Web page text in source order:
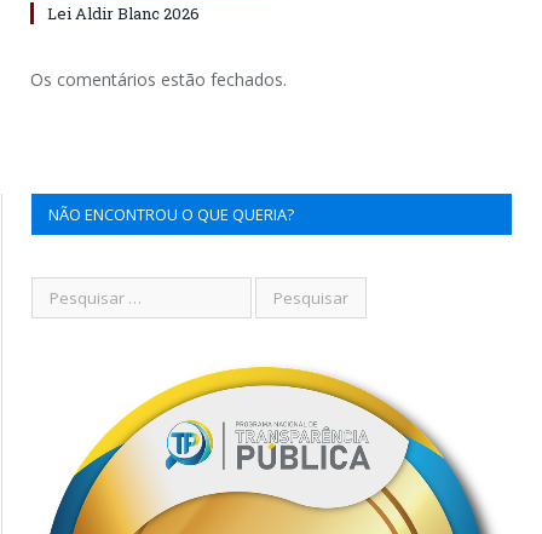
Lei Aldir Blanc 2026
Os comentários estão fechados.
NÃO ENCONTROU O QUE QUERIA?